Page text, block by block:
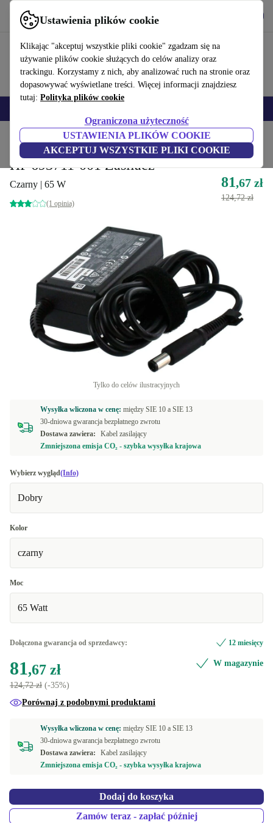
Ustawienia plików cookie
Klikając "akceptuj wszystkie pliki cookie" zgadzam się na
używanie plików cookie służących do celów analizy oraz
trackingu. Korzystamy z nich, aby analizować ruch na stronie oraz
dopasowywać wyświetlane treści. Więcej informacji znajdziesz
tutaj: Polityka plików cookie
Ograniczona użyteczność
USTAWIENIA PLIKÓW COOKIE
AKCEPTUJ WSZYSTKIE PLIKI COOKIE
Korzystaj z refurbed szybko i łatwo
Produkty Akcesoria komputerowe Akcesoria komputerowe
HP 693711-001 Zasilacz
Czarny | 65 W
(1 opinia)
81,67 zł
124,72 zł
Tylko do celów ilustracyjnych
Wysyłka wliczona w cenę: między SIE 10 a SIE 13
30-dniowa gwarancja bezpłatnego zwrotu
Dostawa zawiera:
Kabel zasilający
Zmniejszona emisja CO₂ - szybka wysyłka krajowa
Wybierz wygląd(Info)
Dobry
Kolor
czarny
Moc
65 Watt
Dołączona gwarancja od sprzedawcy: 12 miesięcy
81,67 zł
124,72 zł (-35%)
W magazynie
Porównaj z podobnymi produktami
Wysyłka wliczona w cenę: między SIE 10 a SIE 13
30-dniowa gwarancja bezpłatnego zwrotu
Dostawa zawiera:
Kabel zasilający
Zmniejszona emisja CO₂ - szybka wysyłka krajowa
Dodaj do koszyka
Zamów teraz - zapłać później